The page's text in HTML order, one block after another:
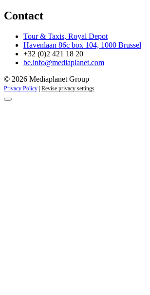
Contact
Tour & Taxis, Royal Depot
Havenlaan 86c box 104, 1000 Brussel
+32 (0)2 421 18 20
be.info@mediaplanet.com
© 2026 Mediaplanet Group
Privacy Policy Revise privacy settings